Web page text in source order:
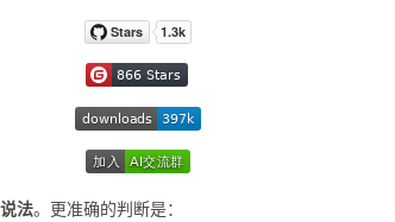
法。更准确的判断是：